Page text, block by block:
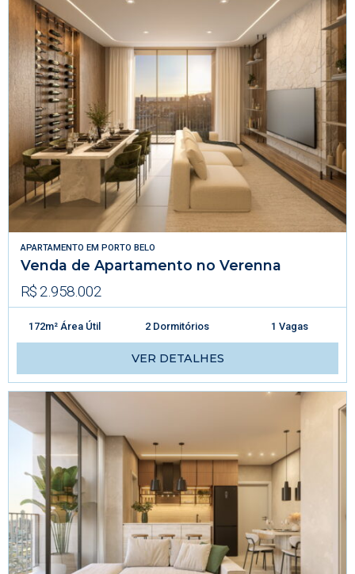
APARTAMENTO EM PORTO BELO
Venda de Apartamento no Verenna
R$ 2.958.002
172m² Área Útil 2 Dormitórios 1 Vagas
VER DETALHES